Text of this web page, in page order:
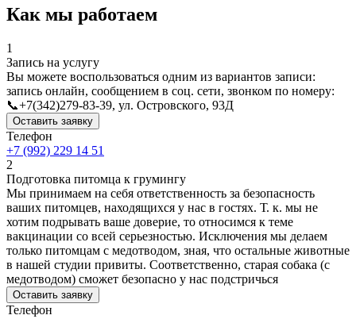
Как мы работаем
1
Запись на услугу
Вы можете воспользоваться одним из вариантов записи:
запись онлайн, сообщением в соц. сети, звонком по номеру:
📞+7(342)279-83-39, ул. Островского, 93Д
Оставить заявку
Телефон
+7 (992) 229 14 51
2
Подготовка питомца к грумингу
Мы принимаем на себя ответственность за безопасность
ваших питомцев, находящихся у нас в гостях. Т. к. мы не
хотим подрывать ваше доверие, то относимся к теме
вакцинации со всей серьезностью. Исключения мы делаем
только питомцам с медотводом, зная, что остальные животные
в нашей студии привиты. Соответственно, старая собака (с
медотводом) сможет безопасно у нас подстричься
Оставить заявку
Телефон